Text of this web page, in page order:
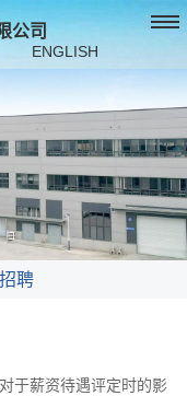
公司
ENGLISH
聘
于薪资待遇评定时的影